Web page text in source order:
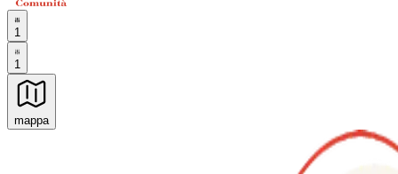
1
1
mappa
Esperienze culinarie indimenticabili: Esperienze